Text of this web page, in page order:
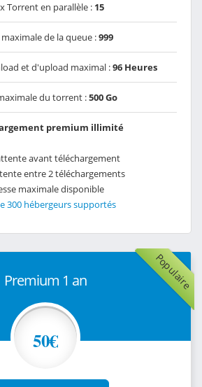
Torrent en parallèle : 15
maximale de la queue :999
et d'upload maximal :96 Heures
du torrent :500 Go
premium illimité
avant téléchargement
entre 2 téléchargements
maximale disponible
300 hébergeurs supportés
Populaire
Premium 1 an
50€